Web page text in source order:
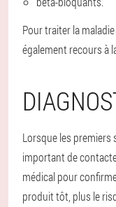
Pour traiter la
également recours à
Lorsque les premiers
important de
médical pour
produit tôt, plus le